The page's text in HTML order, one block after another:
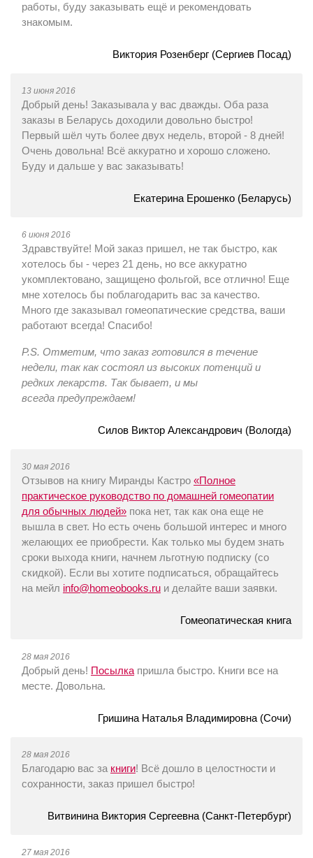
работы, буду заказывать ещё и рекомендовать
знакомым.
Виктория Розенберг (Сергиев Посад)
13 июня 2016
Добрый день! Заказывала у вас дважды. Оба раза
заказы в Беларусь доходили довольно быстро!
Первый шёл чуть более двух недель, второй - 8 дней!
Очень довольна! Всё аккуратно и хорошо сложено.
Буду и дальше у вас заказывать!
Екатерина Ерошенко (Беларусь)
6 июня 2016
Здравствуйте! Мой заказ пришел, не так быстро, как
хотелось бы - через 21 день, но все аккуратно
укомплектовано, защищено фольгой, все отлично! Еще
мне хотелось бы поблагодарить вас за качество.
Много где заказывал гомеопатические средства, ваши
работают всегда! Спасибо!
P.S. Отметим, что заказ готовился в течение
недели, так как состоял из высоких потенций и
редких лекарств. Так бывает, и мы
всегда предупреждаем!
Силов Виктор Александрович (Вологда)
30 мая 2016
Отзывов на книгу Миранды Кастро «Полное
практическое руководство по домашней гомеопатии
для обычных людей» пока нет, так как она еще не
вышла в свет. Но есть очень большой интерес и много
желающих ее приобрести. Как только мы будем знать
сроки выхода книги, начнем льготную подписку (со
скидкой). Если вы хотите подписаться, обращайтесь
на мейл info@homeobooks.ru и делайте ваши заявки.
Гомеопатическая книга
28 мая 2016
Добрый день! Посылка пришла быстро. Книги все на
месте. Довольна.
Гришина Наталья Владимировна (Сочи)
28 мая 2016
Благодарю вас за книги! Всё дошло в целостности и
сохранности, заказ пришел быстро!
Витвинина Виктория Сергеевна (Санкт-Петербург)
27 мая 2016